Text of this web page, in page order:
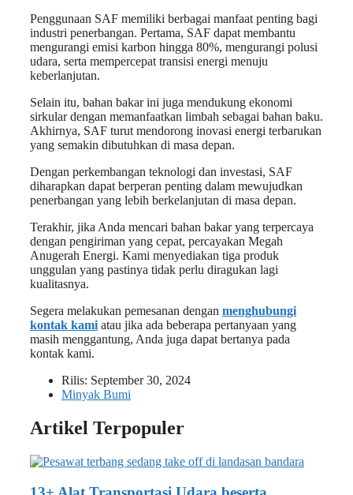
Penggunaan SAF memiliki berbagai manfaat penting bagi
industri penerbangan. Pertama, SAF dapat membantu
mengurangi emisi karbon hingga 80%, mengurangi polusi
udara, serta mempercepat transisi energi menuju
keberlanjutan.
Selain itu, bahan bakar ini juga mendukung ekonomi
sirkular dengan memanfaatkan limbah sebagai bahan baku.
Akhirnya, SAF turut mendorong inovasi energi terbarukan
yang semakin dibutuhkan di masa depan.
Dengan perkembangan teknologi dan investasi, SAF
diharapkan dapat berperan penting dalam mewujudkan
penerbangan yang lebih berkelanjutan di masa depan.
Terakhir, jika Anda mencari bahan bakar yang terpercaya
dengan pengiriman yang cepat, percayakan Megah
Anugerah Energi. Kami menyediakan tiga produk
unggulan yang pastinya tidak perlu diragukan lagi
kualitasnya.
Segera melakukan pemesanan dengan menghubungi
kontak kami atau jika ada beberapa pertanyaan yang
masih menggantung, Anda juga dapat bertanya pada
kontak kami.
Rilis: September 30, 2024
Minyak Bumi
Artikel Terpopuler